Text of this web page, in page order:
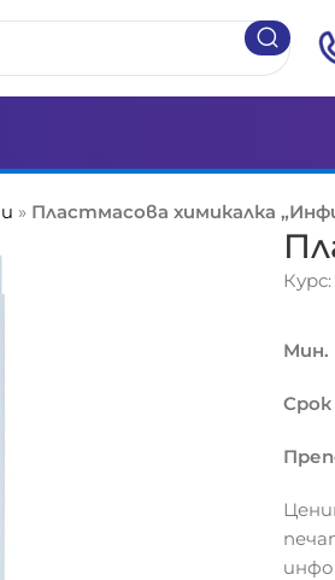
» Пластмасова химикалка
Курс:
Мин.